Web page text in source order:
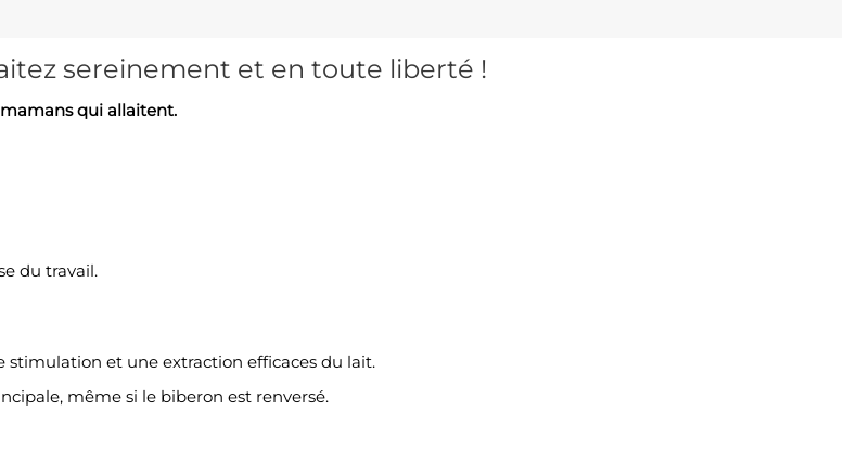
sereinement et en toute liberté !
qui allaitent.
du travail.
stimulation et une extraction efficaces du lait.
même si le biberon est renversé.